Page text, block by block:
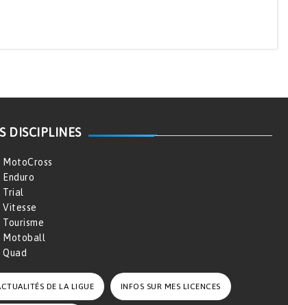
DISCIPLINES
MotoCross
Enduro
Trial
Vitesse
Tourisme
Motoball
Quad
DE LA LIGUE INFOS SUR MES LICENCES